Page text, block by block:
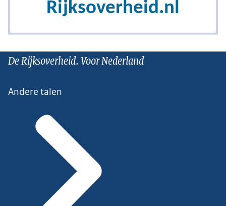
De Rijksoverheid. Voor Nederland
Andere talen